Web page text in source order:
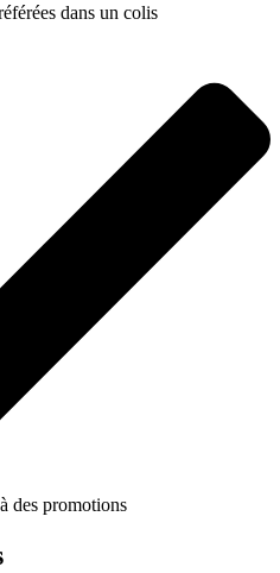
dans un colis
des promotions